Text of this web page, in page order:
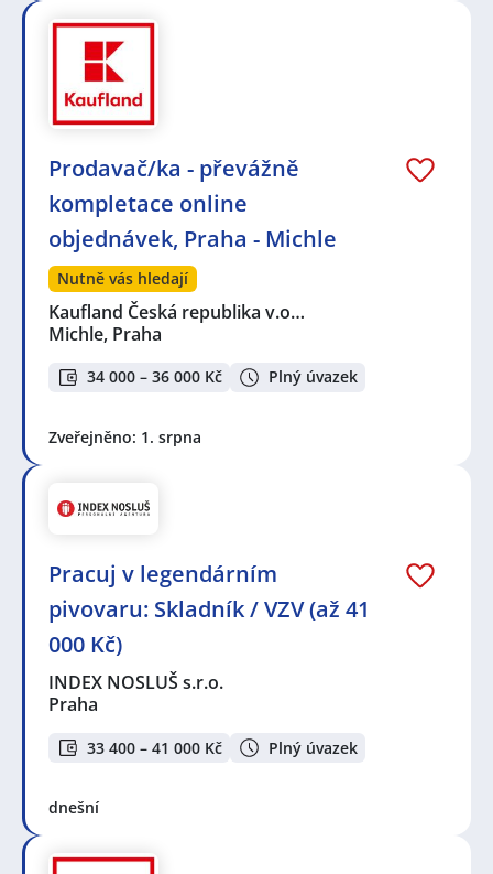
Prodavač/ka - převážně
kompletace online
objednávek, Praha - Michle
Nutně vás hledají
Kaufland Česká republika v.o…
Michle, Praha
34 000 – 36 000 Kč Plný úvazek
Zveřejněno: 1. srpna
Pracuj v legendárním
pivovaru: Skladník / VZV (až 41
000 Kč)
INDEX NOSLUŠ s.r.o.
Praha
33 400 – 41 000 Kč Plný úvazek
dnešní